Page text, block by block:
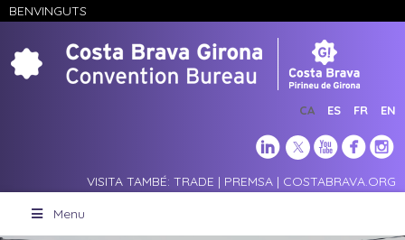
BENVINGUTS
CA ES FR EN
VISITA TAMBÉ: TRADE | PREMSA | COSTABRAVA.ORG
Menu